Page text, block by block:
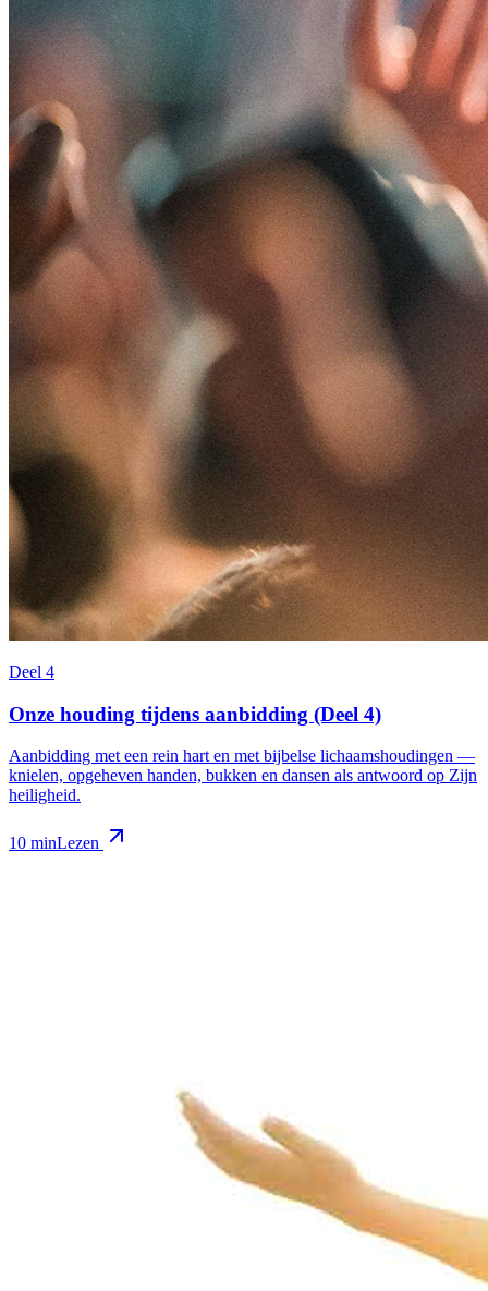
Deel 4
Onze houding tijdens aanbidding (Deel 4)
Aanbidding met een rein hart en met bijbelse lichaamshoudingen —
knielen, opgeheven handen, bukken en dansen als antwoord op Zijn
heiligheid.
10 minLezen